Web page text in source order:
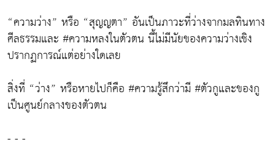
“ความว่าง” หรือ “สุญญตา” อันเป็นภาวะที่ว่างจากมลทินทาง
ศีลธรรมและ #ความหลงในตัวตน นี้ไม่มีนัยของความว่างเชิง
ปรากฏการณ์แต่อย่างใดเลย
สิ่งที่ “ว่าง” หรือหายไปก็คือ #ความรู้สึกว่ามี #ตัวกูและของกู
เป็นศูนย์กลางของตัวตน
- - -